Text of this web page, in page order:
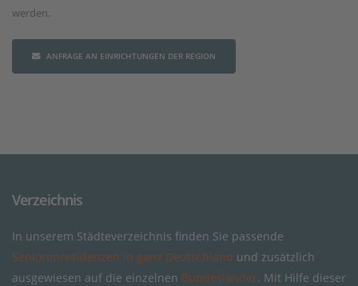
werden.
ANFRAGE AN EINRICHTUNGEN DER REGION
Verzeichnis
In unserem Städteverzeichnis finden Sie passende
Seniorenresidenzen in ganz Deutschland und zusätzlich
ausgewiesen auf die einzelnen Bundesländer. Mit Hilfe dieser